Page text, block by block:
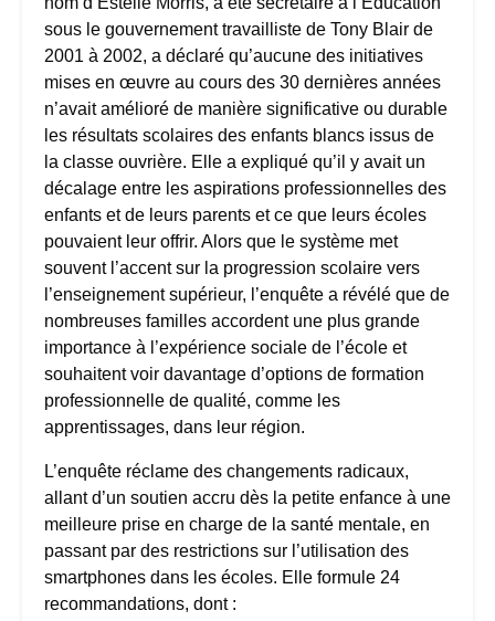
sous le gouvernement travailliste de Tony Blair de
2001 à 2002, a déclaré qu’aucune des initiatives
mises en œuvre au cours des 30 dernières années
n’avait amélioré de manière significative ou durable
les résultats scolaires des enfants blancs issus de
la classe ouvrière. Elle a expliqué qu’il y avait un
décalage entre les aspirations professionnelles des
enfants et de leurs parents et ce que leurs écoles
pouvaient leur offrir. Alors que le système met
souvent l’accent sur la progression scolaire vers
l’enseignement supérieur, l’enquête a révélé que de
nombreuses familles accordent une plus grande
importance à l’expérience sociale de l’école et
souhaitent voir davantage d’options de formation
professionnelle de qualité, comme les
apprentissages, dans leur région.
L’enquête réclame des changements radicaux,
allant d’un soutien accru dès la petite enfance à une
meilleure prise en charge de la santé mentale, en
passant par des restrictions sur l’utilisation des
smartphones dans les écoles. Elle formule 24
recommandations, dont :